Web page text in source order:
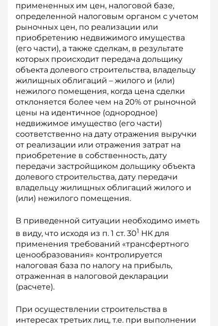
примененных им цен, налоговой базе,
определенной налоговым органом с учетом
рыночных цен, по реализации или
приобретению недвижимого имущества
(его части), а также сделкам, в результате
которых происходит передача дольщику
объекта долевого строительства, владельцу
жилищных облигаций – жилого и (или)
нежилого помещения, когда цена сделки
отклоняется более чем на 20% от рыночной
цены на идентичное (однородное)
недвижимое имущество (его части)
соответственно на дату отражения выручки
от реализации или отражения затрат на
приобретение в собственность, дату
передачи застройщиком дольщику объекта
долевого строительства, дату передачи
владельцу жилищных облигаций жилого и
(или) нежилого помещения.
В приведенной ситуации необходимо иметь
в виду, что исходя из п. 1 ст. 301 НК для
применения требований «трансфертного
ценообразования» контролируется
налоговая база по налогу на прибыль,
отраженная в налоговой декларации
(расчете).
При осуществлении строительства в
интересах третьих лиц, т.е. при выполнении